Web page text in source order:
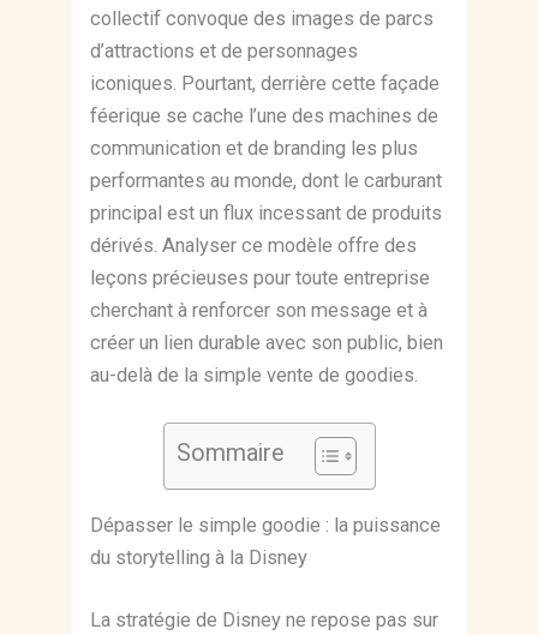
collectif convoque des images de parcs
d’attractions et de personnages
iconiques. Pourtant, derrière cette façade
féerique se cache l’une des machines de
communication et de branding les plus
performantes au monde, dont le carburant
principal est un flux incessant de produits
dérivés. Analyser ce modèle offre des
leçons précieuses pour toute entreprise
cherchant à renforcer son message et à
créer un lien durable avec son public, bien
au-delà de la simple vente de goodies.
Sommaire
Dépasser le simple goodie : la puissance
du storytelling à la Disney
La stratégie de Disney ne repose pas sur